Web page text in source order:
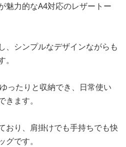
魅力的なA4対応のレザートー
、シンプルなデザインながらも
ったりと収納でき、日常使い
ます。
おり、肩掛けでも手持ちでも快
です。